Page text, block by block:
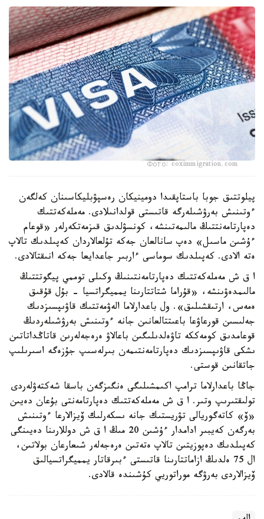
Фото: coximmigration.com
پيلوتتىق جوبا باستاپقىدا دومينيكان رەسپۋبليكاسىنان كەلگەن
ءوتىنىش بەرۋشىلەرگە قاتىستى قولدانىلادى. مەملەكەتتىك
دەپارتامەنتتىڭ مالىمەتىنشە، كونسۋلدىق قىزمەتكەرلەر «قوعام
ءۇشىن ماسىل» دەپ سانالعان جەكە تۇلعالاردان كەپىلدىك تالاپ
ەتە الادى. كەپىلدىك سوماسى ءاربىر جاعدايعا جەكە انىقتالادى.
ا ق ش مەملەكەتتىك دەپارتامەنتىنىڭ وكىلى توممي پيگوتتتىڭ
مالىمدەۋىنشە، «قۇراما شتاتتارىنا يمميگراتسيا - بۇل قۇقىق
ەمەس، ارتىقشىلىق». ول باعدارلاما الەۋمەتتىك قاۋىپسىزدىك
جەلىسىن قورعاۋعا باعىتتالعانىن جانە ءوتىنىش بەرۋشىلەردىڭ
قوعامدىق كومەككە تاۋەلدىلىگىن باعالاۋ ەرەجەلەرىن قاتاڭداتاتىن
ىشكى قاۋىپسىزدىك دەپارتامەنتىمەن بىرلەسىپ جۇزەگە اسىرىلىپ
جاتقانىن قوستى.
جاڭا باعدارلاما ترامپ اكىمشىلىگى ەنگىزگەن باسقا شەكتەۋلەردى
تولىقتىرىپ وتىر. ا ق ش مەملەكەتتىك دەپارتامەنتى بۇعان دەيىن
«ۆ» كاتەگوريالى تۋريستىك جانە ىسكەرلىك ۆيزالارعا ءوتىنىش
بەرگەن كەيبىر ادامدار ءۇشىن 20 مىڭ ا ق ش دوللارىنا دەيىنگى
كەپىلدىك دەپوزيتىن تالاپ ەتەتىن ەرەجەلەر شىعارعان بولاتىن،
ال 75 ەلدىڭ ازاماتتارىنا قاتىستى ءبىرقاتار يمميگراتسيالىق
ۆيزالاردى بەرۋگە موراتوريي كۇشىندە قالادى.